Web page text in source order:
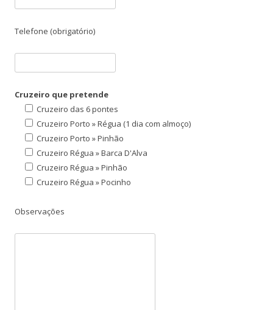
Telefone (obrigatório)
Cruzeiro que pretende
Cruzeiro das 6 pontes
Cruzeiro Porto » Régua (1 dia com almoço)
Cruzeiro Porto » Pinhão
Cruzeiro Régua » Barca D'Alva
Cruzeiro Régua » Pinhão
Cruzeiro Régua » Pocinho
Observações